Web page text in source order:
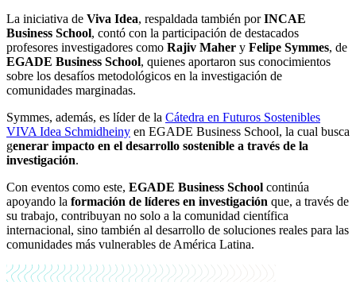
La iniciativa de Viva Idea, respaldada también porINCAE
Business School, contó con la participación de destacados
profesores investigadores como Rajiv Maher y Felipe Symmes, de
EGADE Business School, quienes aportaron sus conocimientos
sobre los desafíos metodológicos en la investigación de
comunidades marginadas.
Symmes, además, es líder de la Cátedra en Futuros Sostenibles
VIVA Idea Schmidheiny en EGADE Business School, la cual busca
generar impacto en el desarrollo sostenible a través de la
investigación.
Con eventos como este, EGADE Business School continúa
apoyando la formación de líderes en investigación que, a través de
su trabajo, contribuyan no solo a la comunidad científica
internacional, sino también al desarrollo de soluciones reales para las
comunidades más vulnerables de América Latina.